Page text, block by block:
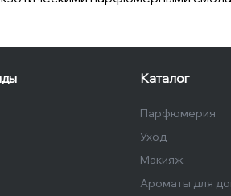
Каталог
Парфюмерия
Уход
Макияж
Ароматы для